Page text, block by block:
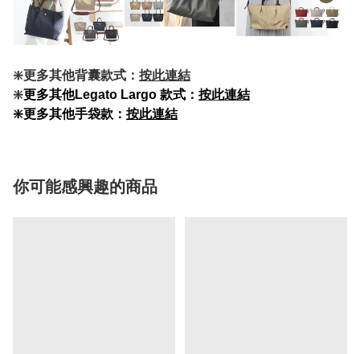
❇️更多其他背囊款式： 按此連結
❇️更多其他Legato Largo 款式： 按此連結
❇️更多其他手袋款： 按此連結
你可能感興趣的商品